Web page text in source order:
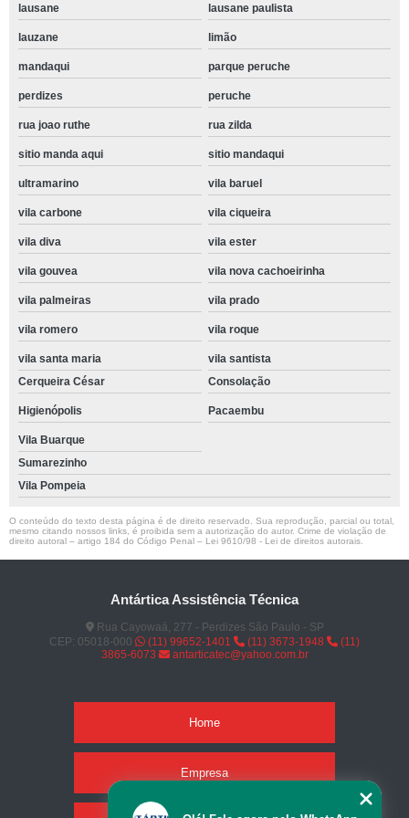
lausane lausane paulista
lauzane limão
mandaqui parque peruche
perdizes peruche
rua joao ruthe rua zilda
sitio manda aqui sitio mandaqui
ultramarino vila baruel
vila carbone vila ciqueira
vila diva vila ester
vila gouvea vila nova cachoeirinha
vila palmeiras vila prado
vila romero vila roque
vila santa maria
vila santista
Cerqueira César
Consolação
Higienópolis Pacaembu
Vila Buarque
Sumarezinho
Vila Pompeia
O conteúdo do texto desta página é de direito reservado. Sua reprodução, parcial ou total,
mesmo citando nossos links, é proibida sem a autorização do autor. Crime de violação de
direito autoral – artigo 184 do Código Penal – Lei 9610/98 - Lei de direitos autorais
Antártica Assistência Técnica
Rua Cayowaá, 277 - Perdizes São Paulo - SP
CEP: 05018-000
(11) 99652-1401 (11) 3673-1948
(11)
3865-6073
antarticatec@yahoo.com.br
Home
Empresa